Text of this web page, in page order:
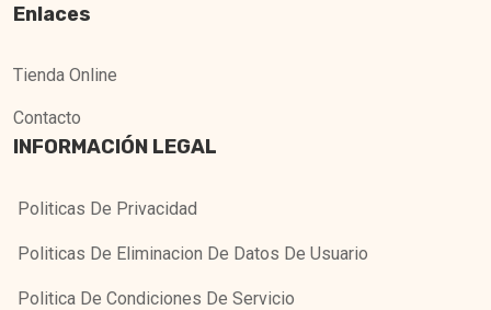
Enlaces
Tienda Online
Contacto
INFORMACIÓN LEGAL
Politicas De Privacidad
Politicas De Eliminacion De Datos De Usuario
Politica De Condiciones De Servicio